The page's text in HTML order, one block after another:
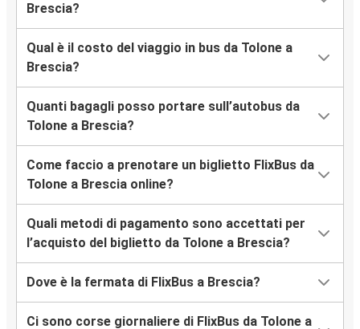
Brescia?
Qual è il costo del viaggio in bus da Tolone a
Brescia?
Quanti bagagli posso portare sull’autobus da
Tolone a Brescia?
Come faccio a prenotare un biglietto FlixBus da
Tolone a Brescia online?
Quali metodi di pagamento sono accettati per
l’acquisto del biglietto da Tolone a Brescia?
Dove è la fermata di FlixBus a Brescia?
Ci sono corse giornaliere di FlixBus da Tolone a